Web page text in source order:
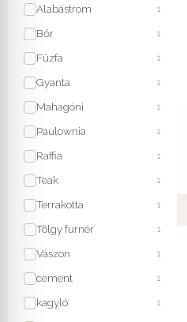
Alabástrom 1
Bőr 1
Fűzfa 1
Gyanta 1
Mahagóni 1
Paulownia 1
Raffia 1
Teak 1
Terrakotta 1
Tölgy furnér 1
Vászon 1
cement 1
kagyló 1